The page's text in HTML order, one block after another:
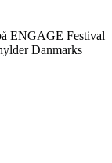
ENGAGE Festival
Danmarks